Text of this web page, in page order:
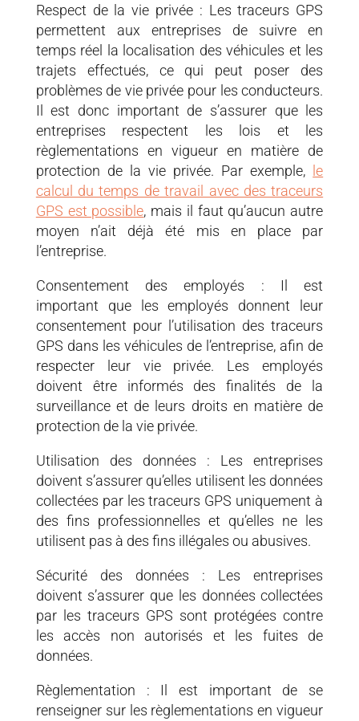
Respect de la vie privée : Les traceurs GPS
permettent aux entreprises de suivre en
temps réel la localisation des véhicules et les
trajets effectués, ce qui peut poser des
problèmes de vie privée pour les conducteurs.
Il est donc important de s’assurer que les
entreprises respectent les lois et les
règlementations en vigueur en matière de
protection de la vie privée. Par exemple,
le
calcul du temps de travail avec des traceurs
GPS est possible, mais il faut qu’aucun autre
moyen n’ait déjà été mis en place par
l’entreprise.
Consentement des employés : Il est
important que les employés donnent leur
consentement pour l’utilisation des traceurs
GPS dans les véhicules de l’entreprise, afin de
respecter leur vie privée. Les employés
doivent être informés des finalités de la
surveillance et de leurs droits en matière de
protection de la vie privée.
Utilisation des données : Les entreprises
doivent s’assurer qu’elles utilisent les données
collectées par les traceurs GPS uniquement à
des fins professionnelles et qu’elles ne les
utilisent pas à des fins illégales ou abusives.
Sécurité des données : Les entreprises
doivent s’assurer que les données collectées
par les traceurs GPS sont protégées contre
les accès non autorisés et les fuites de
données.
Règlementation : Il est important de se
renseigner sur les règlementations en vigueur